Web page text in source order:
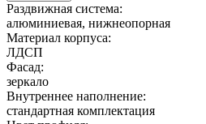
Раздвижная система:
алюминиевая, нижнеопорная
Материал корпуса:
ЛДСП
Фасад:
зеркало
Внутреннее наполнение:
стандартная комплектация